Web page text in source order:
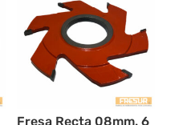
Fresa Recta 08mm. 6